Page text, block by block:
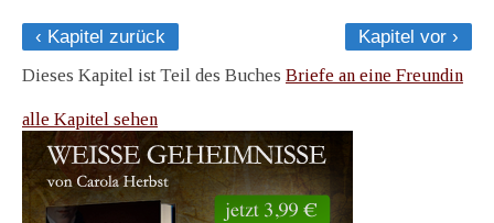
‹ Kapitel zurück
Kapitel vor ›
Dieses Kapitel ist Teil des Buches Briefe an eine Freundin
alle Kapitel sehen